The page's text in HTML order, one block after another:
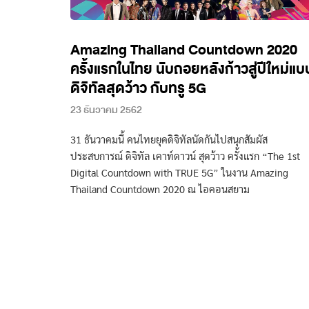
Amazing Thailand Countdown 2020
ครั้งแรกในไทย นับถอยหลังก้าวสู่ปีใหม่แ
ดิจิทัลสุดว้าว กับทรู 5G
23 ธันวาคม 2562
31 ธันวาคมนี้ คนไทยยุคดิจิทัลนัดกันไปสนุกสัมผัส
ประสบการณ์ ดิจิทัล เคาท์ดาวน์ สุดว้าว ครั้งแรก “The 1st
Digital Countdown with TRUE 5G” ในงาน Amazing
Thailand Countdown 2020 ณ ไอคอนสยาม